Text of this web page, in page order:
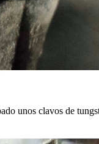
unos clavos de